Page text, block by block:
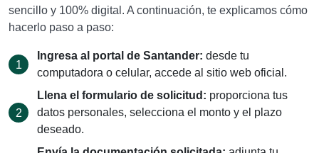
sencillo y 100% digital. A continuación, te explicamos cómo
hacerlo paso a paso:
Ingresa al portal de Santander: desde tu
computadora o celular, accede al sitio web oficial.
Llena el formulario de solicitud: proporciona tus
datos personales, selecciona el monto y el plazo
deseado.